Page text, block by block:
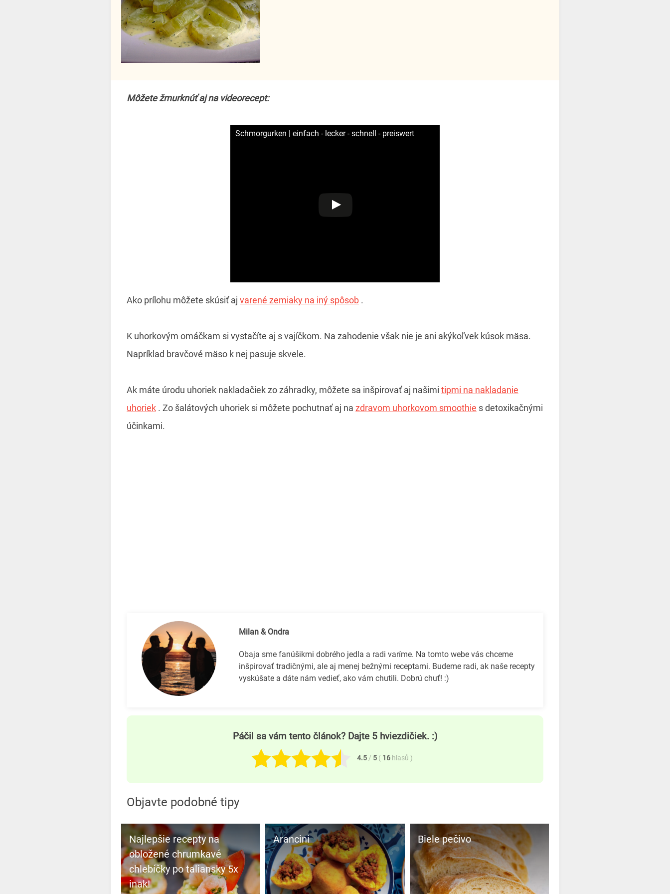
Môžete žmurknúť aj na videorecept:
Schmorgurken | einfach - lecker - schnell - preiswert
Ako prílohu môžete skúsiť aj varené zemiaky na iný spôsob .
K uhorkovým omáčkam si vystačíte aj s vajíčkom. Na zahodenie však nie je ani akýkoľvek kúsok mäsa.
Napríklad bravčové mäso k nej pasuje skvele.
Ak máte úrodu uhoriek nakladačiek zo záhradky, môžete sa inšpirovať aj našimi tipmi na nakladanie
uhoriek . Zo šalátových uhoriek si môžete pochutnať aj na zdravom uhorkovom smoothie s detoxikačnými
účinkami.
Milan & Ondra
Obaja sme fanúšikmi dobrého jedla a radi varíme. Na tomto webe vás chceme
inšpirovať tradičnými, ale aj menej bežnými receptami. Budeme radi, ak naše recepty
vyskúšate a dáte nám vedieť, ako vám chutili. Dobrú chuť! :)
Páčil sa vám tento článok? Dajte 5 hviezdičiek. :)
4.5 / 5 ( 16 hlasů )
Objavte podobné tipy
Najlepšie recepty na
obložené chrumkavé
chlebíčky po taliansky 5x
inak!
Arancini Biele pečivo